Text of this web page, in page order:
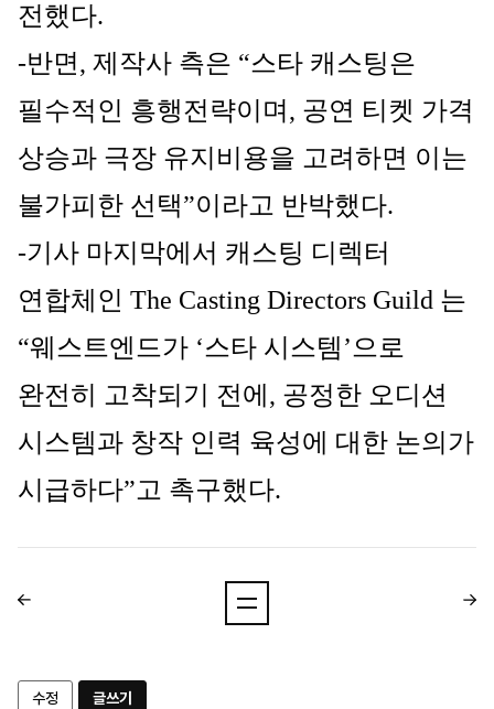
전했다.
필수적인 흥행전략이며, 공연 티켓 가격
상승과 극장 유지비용을 고려하면 이는
불가피한 선택”이라고 반박했다.
-기사 마지막에서 캐스팅 디렉터
연합체인 The Casting Directors Guild 는
“웨스트엔드가 ‘스타 시스템’으로
완전히 고착되기 전에, 공정한 오디션
시스템과 창작 인력 육성에 대한 논의가
시급하다”고 촉구했다.
수정 글쓰기